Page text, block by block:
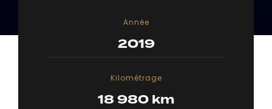
Année
2019
Kilométrage
18 980 km